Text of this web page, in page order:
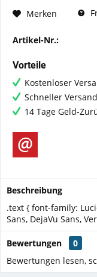
Merken
Artikel-Nr.:
Vorteile
Kostenloser
Schneller Versand
14 Tage Geld-
Beschreibung
.text { font-family:
Sans, DejaVu Sans,
Bewertungen
0
Bewertungen lesen,